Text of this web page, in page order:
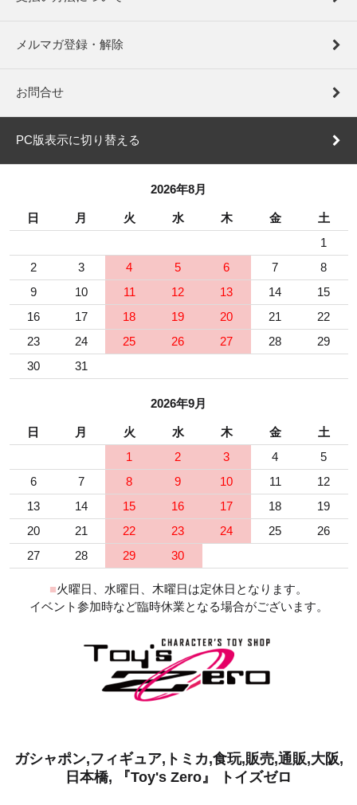
メルマガ登録・解除
お問合せ
PC版表示に切り替える
2026年8月
日 月 火 水 木 金
土
1
2
3 4 5 6 7
8
9
10 11 12 13 14
15
16
17 18 19 20 21
22
23
24 25 26 27 28
29
30
31
2026年9月
日 月 火 水 木 金
土
1
2 3 4
5
6
7 8 9 10 11
12
13
14 15 16 17 18
19
20
21 22 23 24 25
26
27
28 29 30
■火曜日、水曜日、木曜日は定休日となります。
イベント参加時など臨時休業となる場合がございます。
ガシャポン,フィギュア,トミカ,食玩,販売,通販,大阪,
日本橋, 『Toy's Zero』 トイズゼロ